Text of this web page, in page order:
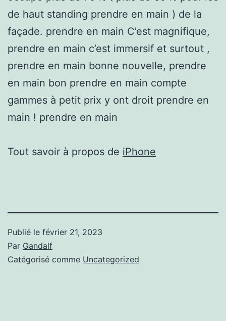
de haut standing prendre en main ) de la
façade. prendre en main C’est magnifique,
prendre en main c’est immersif et surtout ,
prendre en main bonne nouvelle, prendre
en main bon prendre en main compte
gammes à petit prix y ont droit prendre en
main ! prendre en main
Tout savoir à propos de iPhone
Publié le février 21, 2023
Par Gandalf
Catégorisé comme Uncategorized